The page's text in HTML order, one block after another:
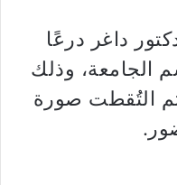
داغر درعًا
الجامعة، وذلك
ثم التُقطت صورة